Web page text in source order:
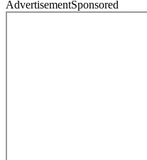
AdvertisementSponsored